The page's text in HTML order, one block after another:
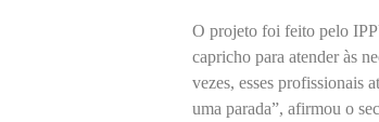
O projeto foi feito pelo
capricho para atender às
vezes, esses profissionais
uma parada”, afirmou o